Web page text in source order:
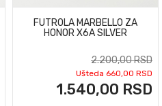
FUTROLA MARBELLO ZA
HONOR X6A SILVER
2.200,00 RSD
Ušteda 660,00 RSD
1.540,00 RSD